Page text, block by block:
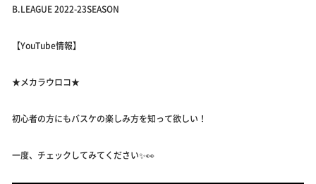
B.LEAGUE 2022-23SEASON
【YouTube情報】
★メカラウロコ★
初心者の方にもバスケの楽しみ方を知って欲しい！
一度、チェックしてみてください✨👀